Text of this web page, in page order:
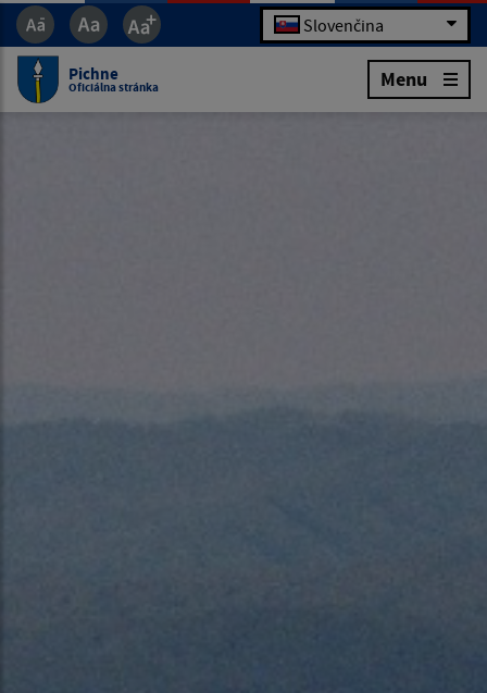
Slovenčina
Pichne
Oficiálna stránka Menu